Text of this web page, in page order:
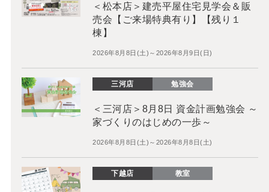
＜松本店＞建売平屋住宅見学会＆販
売会【ご来場特典有り】【残り１
棟】
2026年8月8日(土)～2026年8月9日(日)
三河店 勉強会
＜三河店＞8月8日 資金計画勉強会 ～
家づくりのはじめの一歩～
2026年8月8日(土)～2026年8月8日(土)
下越店 教室